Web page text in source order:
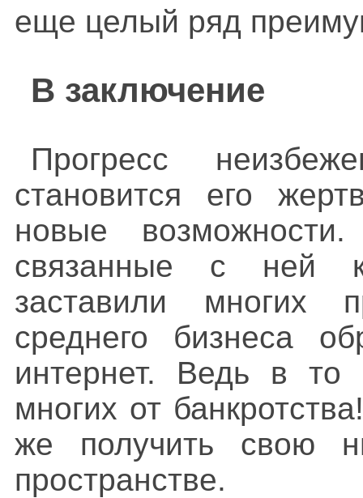
еще целый ряд
В заключение
Прогресс
становится его
новые
связанные с ней
заставили многих
среднего бизнеса
интернет. Ведь в
многих от
же получить свою
пространстве.